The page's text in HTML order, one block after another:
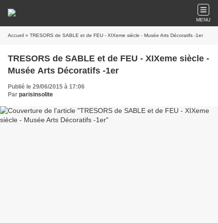
MENU
Accueil » TRESORS de SABLE et de FEU - XIXeme siècle - Musée Arts Décoratifs -1er
TRESORS de SABLE et de FEU - XIXeme siècle -
Musée Arts Décoratifs -1er
Publié le 29/06/2015 à 17:06
Par parisinsolite